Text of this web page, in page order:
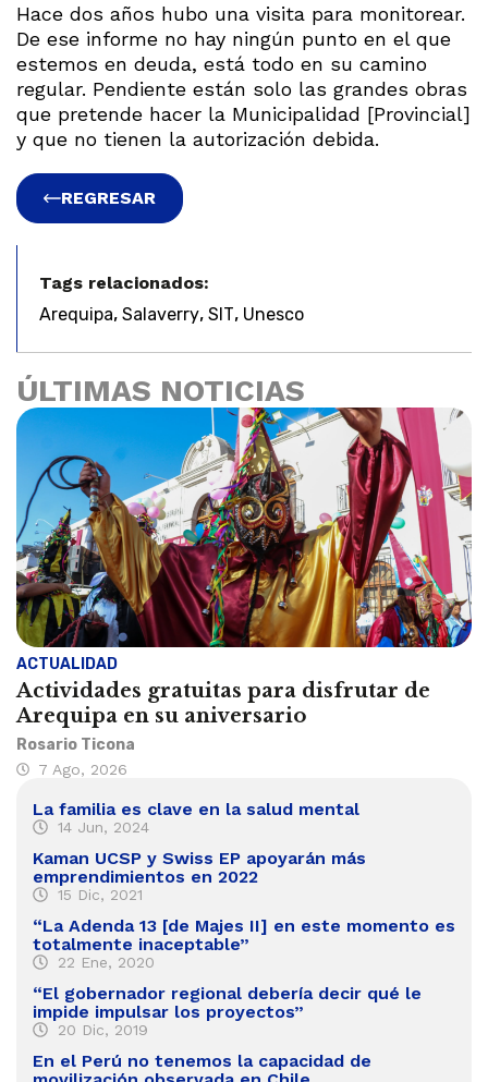
Hace dos años hubo una visita para monitorear.
De ese informe no hay ningún punto en el que
estemos en deuda, está todo en su camino
regular. Pendiente están solo las grandes obras
que pretende hacer la Municipalidad [Provincial]
y que no tienen la autorización debida.
REGRESAR
Tags relacionados:
Arequipa, Salaverry, SIT, Unesco
ÚLTIMAS NOTICIAS
ACTUALIDAD
Actividades gratuitas para disfrutar de
Arequipa en su aniversario
Rosario Ticona
7 Ago, 2026
La familia es clave en la salud mental
14 Jun, 2024
Kaman UCSP y Swiss EP apoyarán más
emprendimientos en 2022
15 Dic, 2021
“La Adenda 13 [de Majes II] en este momento es
totalmente inaceptable”
22 Ene, 2020
“El gobernador regional debería decir qué le
impide impulsar los proyectos”
20 Dic, 2019
En el Perú no tenemos la capacidad de